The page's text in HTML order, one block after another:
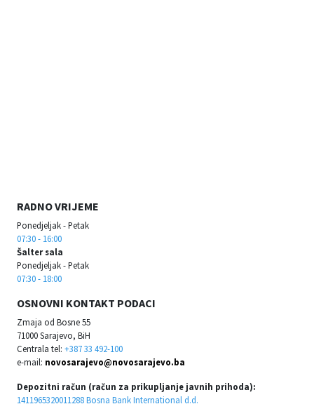
RADNO VRIJEME
Ponedjeljak - Petak
07:30 - 16:00
Šalter sala
Ponedjeljak - Petak
07:30 - 18:00
OSNOVNI KONTAKT PODACI
Zmaja od Bosne 55
71000 Sarajevo, BiH
Centrala tel: +387 33 492-100
e-mail: novosarajevo@novosarajevo.ba
Depozitni račun (račun za prikupljanje javnih prihoda):
1411965320011288 Bosna Bank International d.d.